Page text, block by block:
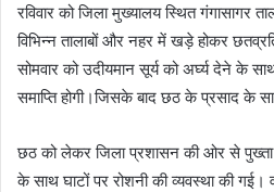
रविवार को जिला मुख्यालय स्थित गंगासागर
विभिन्न तालाबों और नहर में खड़े होकर
सोमवार को उदीयमान सूर्य को अर्घ्य देने के
समाप्ति होगी।जिसके बाद छठ के प्रसाद के
छठ को लेकर जिला प्रशासन की ओर से
के साथ घाटों पर रोशनी की व्यवस्था की